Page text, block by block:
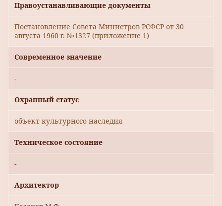
Правоустанавливающие документы
Постановление Совета Министров РСФСР от 30
августа 1960 г. №1327 (приложение 1)
Современное значение
-
Охранный статус
объект культурного наследия
Техническое состояние
-
Архитектор